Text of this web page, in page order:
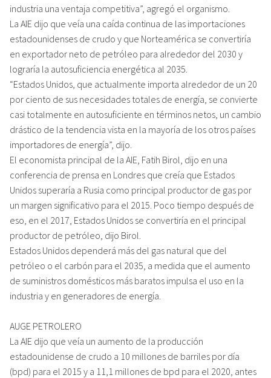
industria una ventaja competitiva”, agregó el organismo.
La AIE dijo que veía una caída continua de las importaciones
estadounidenses de crudo y que Norteamérica se convertiría
en exportador neto de petróleo para alrededor del 2030 y
lograría la autosuficiencia energética al 2035.
“Estados Unidos, que actualmente importa alrededor de un 20
por ciento de sus necesidades totales de energía, se convierte
casi totalmente en autosuficiente en términos netos, un cambio
drástico de la tendencia vista en la mayoría de los otros países
importadores de energía”, dijo.
El economista principal de la AIE, Fatih Birol, dijo en una
conferencia de prensa en Londres que creía que Estados
Unidos superaría a Rusia como principal productor de gas por
un margen significativo para el 2015. Poco tiempo después de
eso, en el 2017, Estados Unidos se convertiría en el principal
productor de petróleo, dijo Birol.
Estados Unidos dependerá más del gas natural que del
petróleo o el carbón para el 2035, a medida que el aumento
de suministros domésticos más baratos impulsa el uso en la
industria y en generadores de energía.
AUGE PETROLERO
La AIE dijo que veía un aumento de la producción
estadounidense de crudo a 10 millones de barriles por día
(bpd) para el 2015 y a 11,1 millones de bpd para el 2020, antes